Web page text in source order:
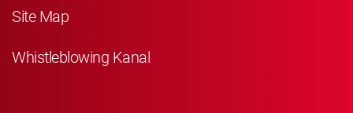
Site Map
Whistleblowing Kanal